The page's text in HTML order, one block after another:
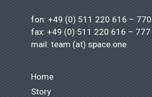
fon: +49 (0) 511 220 616 – 770
fax: +49 (0) 511 220 616 – 777
mail: team (at) space.one
Home
Story